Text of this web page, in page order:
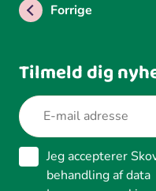
Forrige
Tilmeld dig
Jeg accepterer
behandling af data